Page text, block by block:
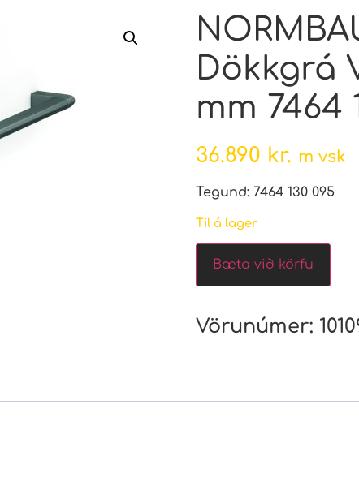
Dökkgrá
mm 7464
36.890 kr. m vsk
Tegund: 7464 130 095
Til á lager
Bæta við körfu
Vörunúmer: